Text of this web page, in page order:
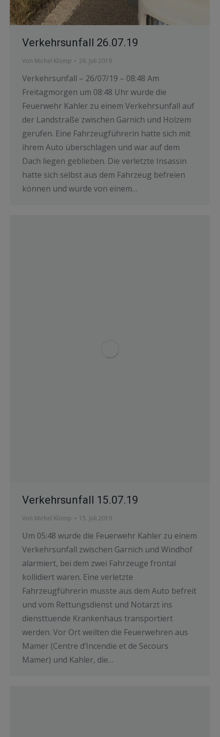
Verkehrsunfall 26.07.19
Von Michel Klomp 26. Juli 2019
Verkehrsunfall – 26/07/19 – 08:48 Am
Freitagmorgen um 08:48 Uhr wurde die
Feuerwehr Kahler zu einem Verkehrsunfall auf
der Landstraße zwischen Garnich und Holzem
gerufen. Eine Fahrzeugführerin hatte sich mit
ihrem Auto überschlagen und war auf dem
Dach liegen geblieben. Die verletzte Insassin
hatte sich selbst aus dem Fahrzeug befreien
können und wurde von einem…
Verkehrsunfall 15.07.19
Von Michel Klomp 15. Juli 2019
Um 05:48 wurde die Feuerwehr Kahler zu einem
Verkehrsunfall zwischen Garnich und Windhof
alarmiert, bei dem zwei Fahrzeuge frontal
kollidiert waren. Eine verletzte
Fahrzeugführerin musste aus dem Auto befreit
und vom Rettungsdienst und Notarzt ins
diensttuende Krankenhaus transportiert
werden. Vor Ort weilten die Feuerwehren aus
Mamer (Centre d’Incendie et de Secours
Mamer) und Kahler, die…